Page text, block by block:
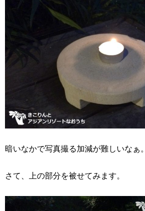
暗いなかで写真撮る加減が難しいなぁ。
さて、上の部分を被せてみます。